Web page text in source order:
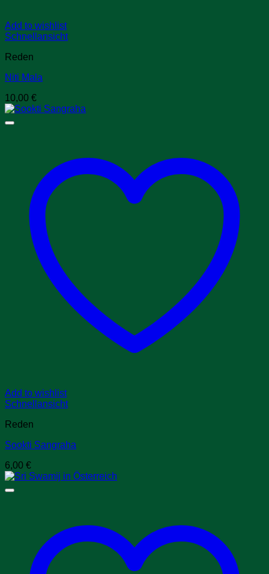
Add to wishlist
Schnellansicht
Reden
Niti Mala
10,00 €
Add to wishlist
Schnellansicht
Reden
Sookti Sangraha
6,00 €